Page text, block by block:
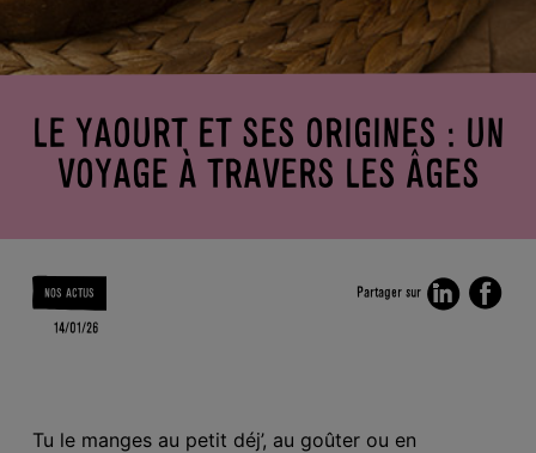
ENFANTS
KEZAKO
?
LES
GESTES
DERRIÈRE
L’ÉTIQUETTE
LE YAOURT ET SES ORIGINES : UN
VOYAGE À TRAVERS LES ÂGES
NOS ACTUS
Partager sur
14/01/26
Tu le manges au petit déj’, au goûter ou en